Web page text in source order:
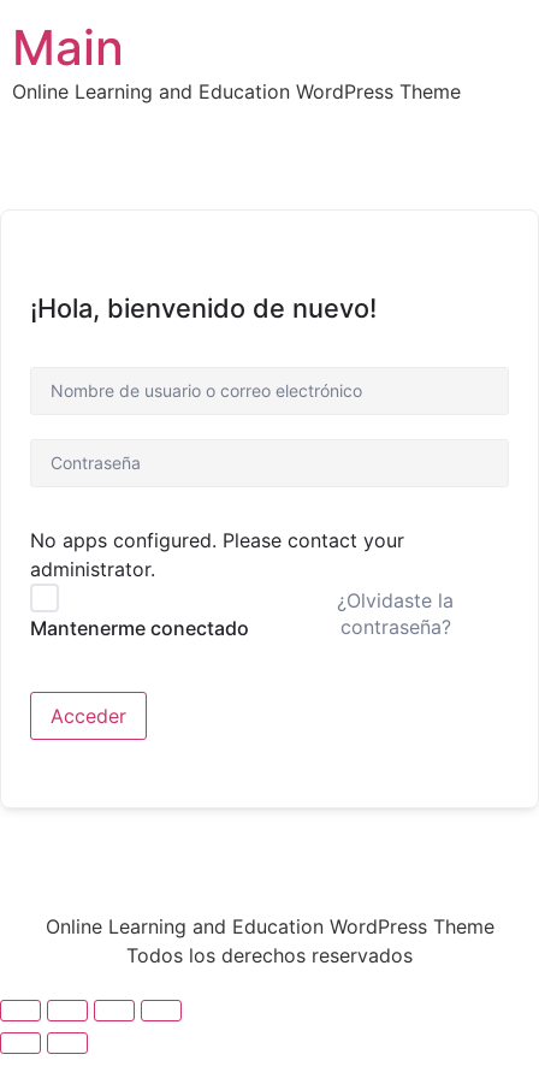
Main
Online Learning and Education WordPress Theme
¡Hola, bienvenido de nuevo!
No apps configured. Please contact your
administrator.
Mantenerme conectado
¿Olvidaste la
contraseña?
Acceder
Online Learning and Education WordPress Theme
Todos los derechos reservados